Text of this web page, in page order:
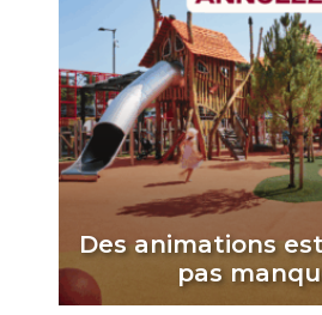
Des animations
pas